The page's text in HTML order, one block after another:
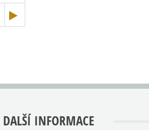
DALŠÍ INFORMACE